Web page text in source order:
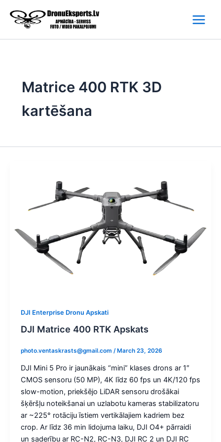
content
Matrice 400 RTK 3D
kartēšana
DJI Enterprise Dronu Apskati
DJI Matrice 400 RTK Apskats
photo.ventaskrasts@gmail.com / March 23, 2026
DJI Mini 5 Pro ir jaunākais “mini” klases drons ar 1″
CMOS sensoru (50 MP), 4K līdz 60 fps un 4K/120 fps
slow-motion, priekšējo LiDAR sensoru drošākai
šķēršļu noteikšanai un uzlabotu kameras stabilizatoru
ar ~225° rotāciju īstiem vertikālajiem kadriem bez
crop. Ar līdz 36 min lidojuma laiku, DJI O4+ pārraidi
un saderību ar RC-N2, RC-N3, DJI RC 2 un DJI RC